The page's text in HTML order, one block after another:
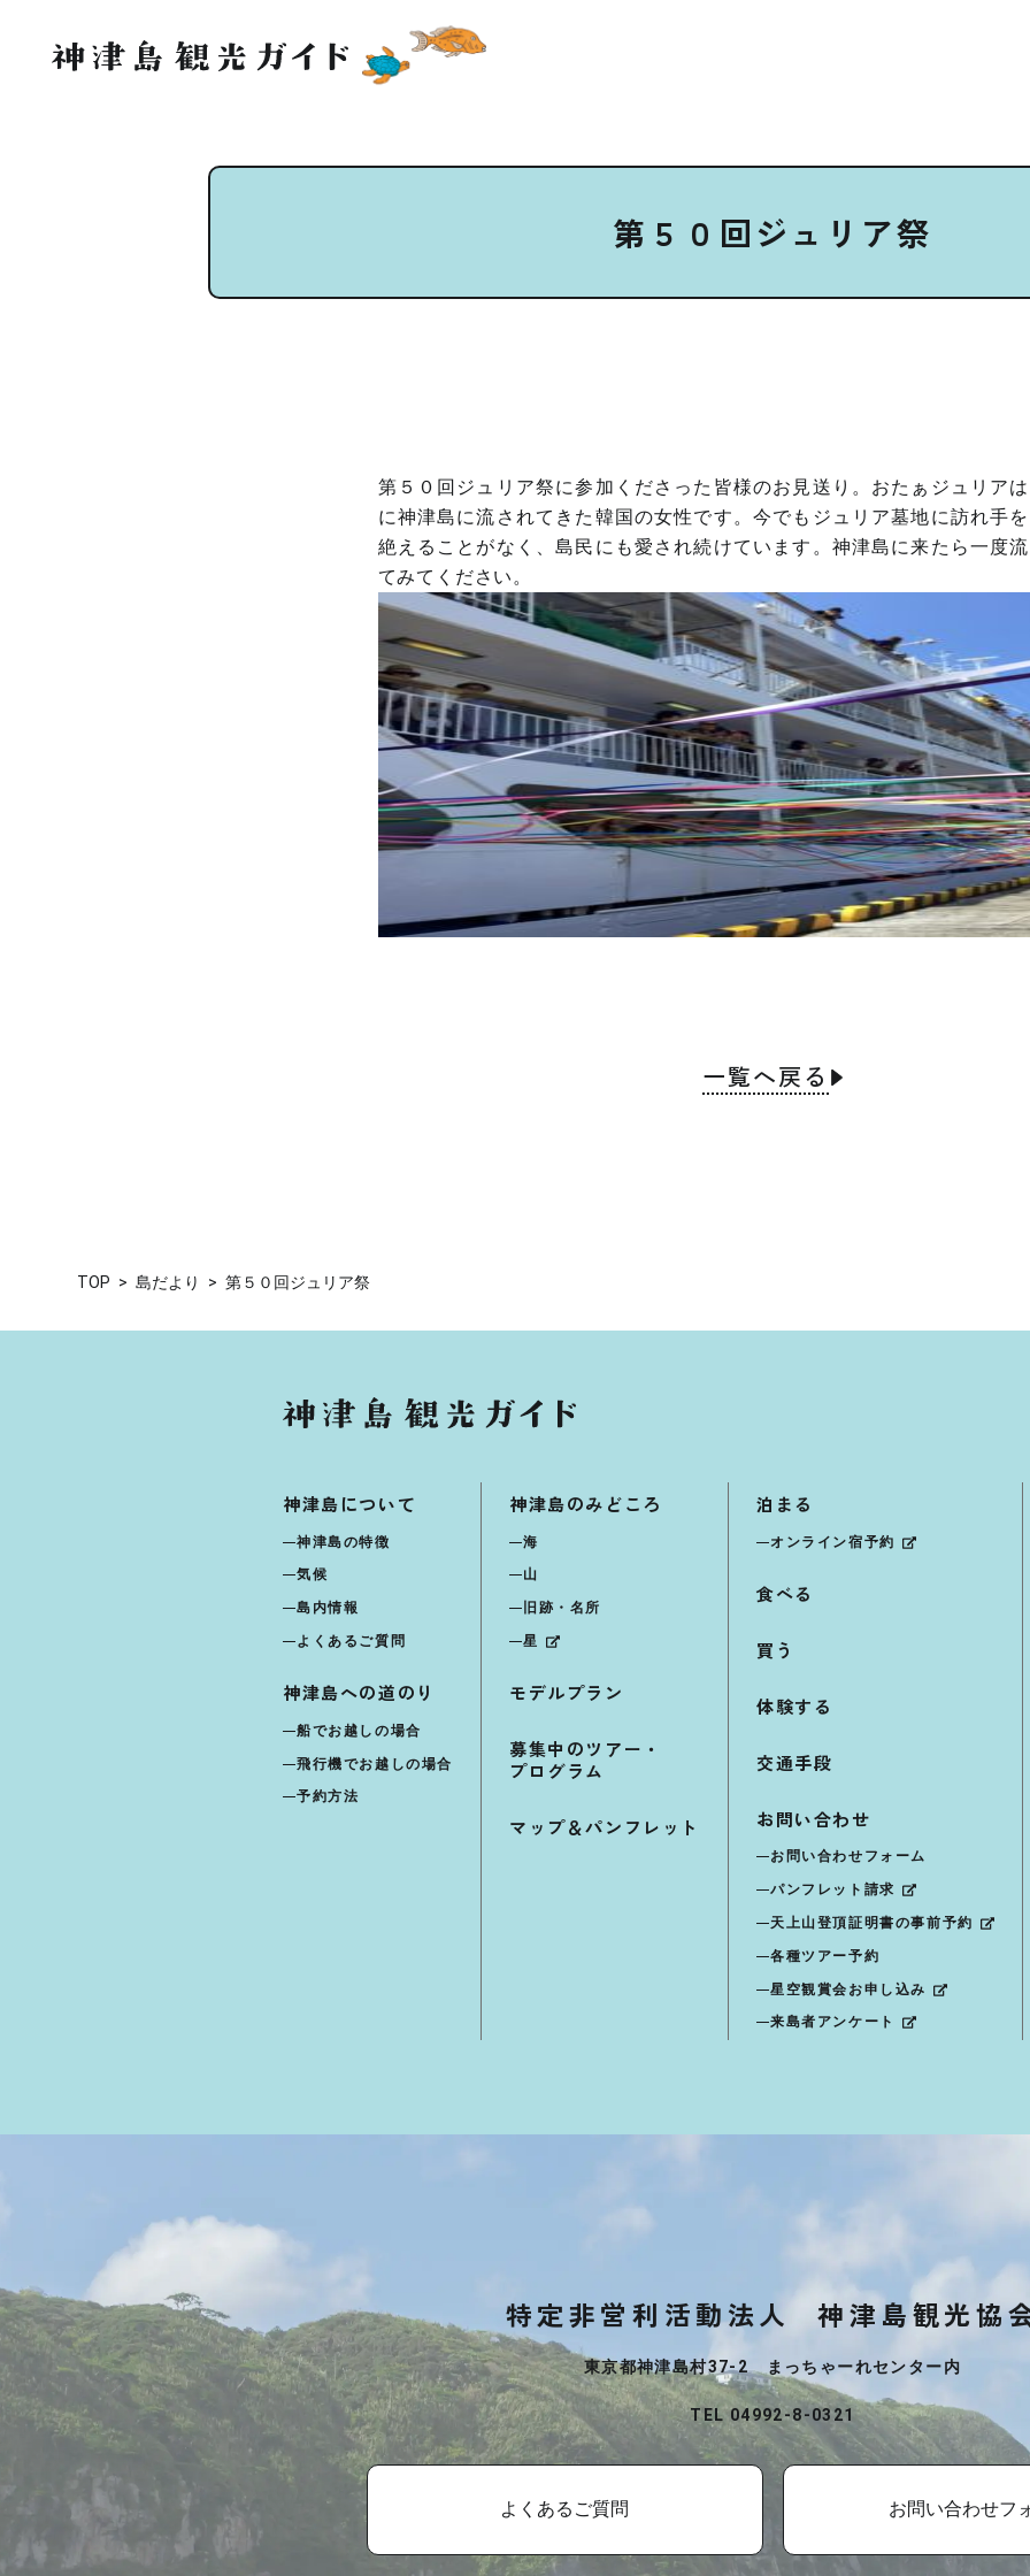
第５０回ジュリア祭
第５０回ジュリア祭に参加くださった皆様のお見送り。おたぁジュリア
に神津島に流されてきた韓国の女性です。今でもジュリア墓地に訪れ手
絶えることがなく、島民にも愛され続けています。神津島に来たら一度
てみてください。
一覧へ戻る
TOP 島だより 第５０回ジュリア祭
神津島について
神津島の特徴
気候
島内情報
よくあるご質問
神津島への道のり
船でお越しの場合
飛行機でお越しの場合
予約方法
神津島のみどころ
海
山
旧跡・名所
星
モデルプラン
募集中のツアー・
プログラム
マップ＆パンフレット
泊まる
オンライン宿予約
食べる
買う
体験する
交通手段
お問い合わせ
お問い合わせフォーム
パンフレット請求
天上山登頂証明書の事前予約
各種ツアー予約
星空観賞会お申し込み
来島者アンケート
特定非営利活動法人 神津島観光協
東京都神津島村37-2 まっちゃーれセンター内
TEL 04992-8-0321
よくあるご質問 お問い合わせフ